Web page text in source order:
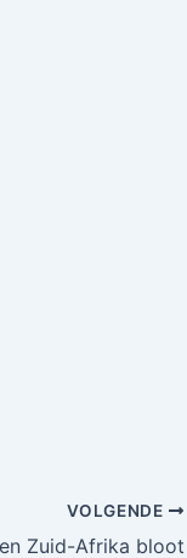
VOLGENDE
Zuid-Afrika bloot